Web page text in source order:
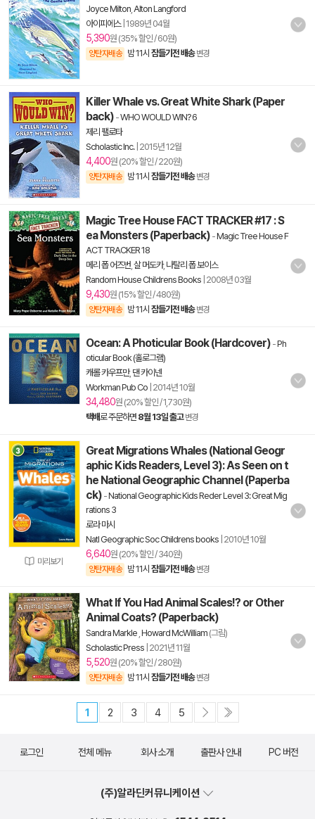
Joyce Milton Alton Langford
아이피에스| 1989년 04월
5,390원 (35% 할인 / 60원)
양탄자배송 밤 11시 잠들기전 배송 변경
Killer Whale vs. Great White Shark (Paper
back) -WHO WOULD WIN? 6
제리 팰로타
Scholastic Inc.| 2015년 12월
4,400원 (20% 할인 / 220원)
양탄자배송 밤 11시 잠들기전 배송 변경
Magic Tree House FACT TRACKER #17 : S
ea Monsters (Paperback) -Magic Tree House F
ACT TRACKER 18
메리 폽 어즈번 살 머도카, 나탈리 폽 보이스
Random House Childrens Books 2008년 03월
9,430원 (15% 할인 / 480원)
양탄자배송 밤 11시 잠들기전 배송 변경
Ocean: A Photicular Book (Hardcover) -Ph
oticular Book (홀로그램)
캐롤 카우프만, 댄 카이넨
Workman Pub Co 2014년 10월
34,480원 (20% 할인 / 1,730원)
택배로 주문하면 8월 13일 출고 변경
미리보기
Great Migrations Whales (National Geogr
aphic Kids Readers, Level 3): As Seen on t
he National Geographic Channel (Paperba
ck) -National Geographic Kids Reder Level 3: Great Mig
rations 3
로라 마시
Natl Geographic Soc Childrens books 2010년 10월
6,640원 (20% 할인 / 340원)
양탄자배송 밤 11시 잠들기전 배송 변경
What If You Had Animal Scales!? or Other
Animal Coats? (Paperback)
Sandra Markle Howard McWilliam (그림)
Scholastic Press 2021년 11월
5,520원 (20% 할인 / 280원)
양탄자배송 밤 11시 잠들기전 배송 변경
1 2 3 4 5
로그인 전체 메뉴 회사 소개 출판사 안내 PC 버전
(주)알라딘커뮤니케이션